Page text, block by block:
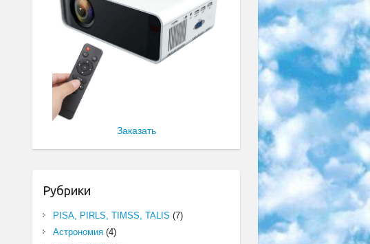
Заказать
Рубрики
PISA, PIRLS, TIMSS, TALIS (7)
Астрономия(4)